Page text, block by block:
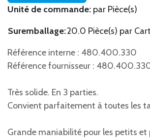
Unité de commande: par Pièce(s)
Suremballage:20.0 Pièce(s) par
Référence interne : 480.400.330
Référence fournisseur :
Très solide. En 3 parties.
Convient parfaitement à toutes les
Grande maniabilité pour les petits et